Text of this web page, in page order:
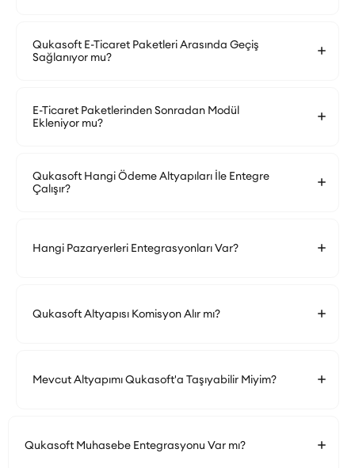
Qukasoft E-Ticaret Paketleri Arasında Geçiş
Sağlanıyor mu?
E-Ticaret Paketlerinden Sonradan Modül
Ekleniyor mu?
Qukasoft Hangi Ödeme Altyapıları İle Entegre
Çalışır?
Hangi Pazaryerleri Entegrasyonları Var?
Qukasoft Altyapısı Komisyon Alır mı?
Mevcut Altyapımı Qukasoft'a Taşıyabilir Miyim?
Qukasoft Muhasebe Entegrasyonu Var mı?